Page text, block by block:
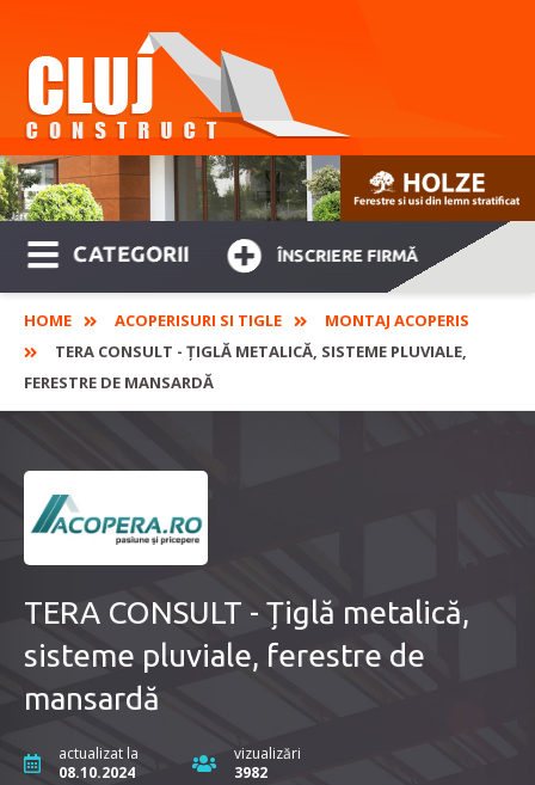
CATEGORII ÎNSCRIERE FIRMĂ
HOME ACOPERISURI SI TIGLE
MONTAJ ACOPERIS
TERA CONSULT - ȚIGLĂ METALICĂ, SISTEME PLUVIALE,
FERESTRE DE MANSARDĂ
TERA CONSULT - Țiglă metalică,
sisteme pluviale, ferestre de
mansardă
actualizat la
08.10.2024
vizualizări
3982